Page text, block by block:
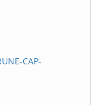
CAP-